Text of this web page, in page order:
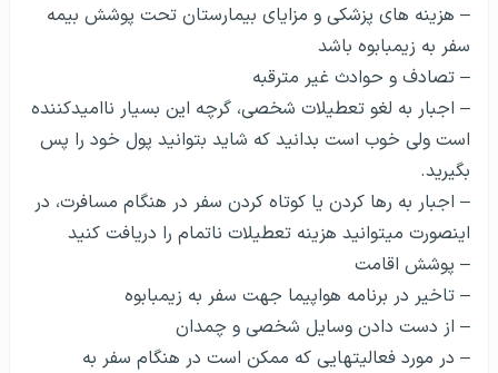
– هزینه های پزشکی و مزایای بیمارستان تحت پوشش بیمه
سفر به زیمبابوه باشد
– تصادف و حوادث غیر مترقبه
– اجبار به لغو تعطیلات شخصی، گرچه این بسیار ناامیدکننده
است ولی خوب است بدانید که شاید بتوانید پول خود را پس
بگیرید.
– اجبار به رها کردن یا کوتاه کردن سفر در هنگام مسافرت، در
اینصورت می­توانید هزینه تعطیلات ناتمام را دریافت کنید
– پوشش اقامت
– تاخیر در برنامه هواپیما جهت سفر به زیمبابوه
– از دست دادن وسایل شخصی و چمدان
– در مورد فعالیتهایی که ممکن است در هنگام سفر به